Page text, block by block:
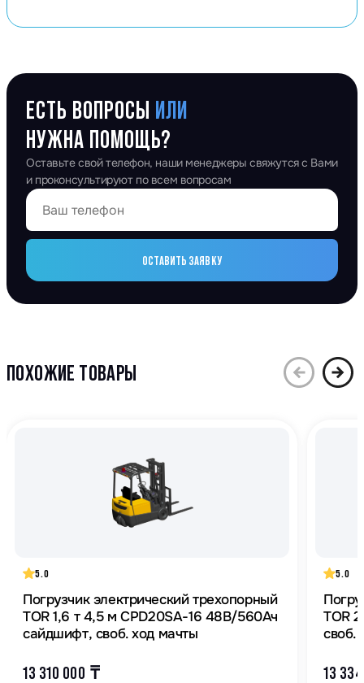
ЕСТЬ ВОПРОСЫ ИЛИ
НУЖНА ПОМОЩЬ?
Оставьте свой телефон, наши менеджеры свяжутся с Вами
и проконсультируют по всем вопросам
ОСТАВИТЬ ЗАЯВКУ
ПОХОЖИЕ ТОВАРЫ
5.0
Погрузчик электрический трехопорный
TOR 1,6 т 4,5 м CPD20SA-16 48В/560Ач
сайдшифт, своб. ход мачты
13 310 000 ₸
5.0
TOR
своб.
13